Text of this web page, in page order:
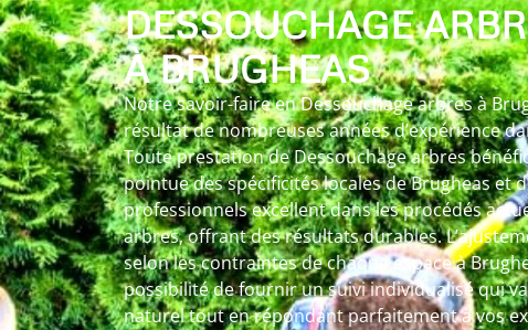
DESSOUCHAGE
À BRUGHEAS
Notre savoir-faire en Dessouchage arbres à
résultat de nombreuses années d’expérience
Toute prestation de Dessouchage arbres
pointue des spécificités locales de Brugheas et
professionnels excellent dans les procédés
arbres, offrant des résultats durables.
selon les contraintes de chaque espace à
possibilité de fournir un suivi individualisé qui
naturel tout en répondant parfaitement à vos